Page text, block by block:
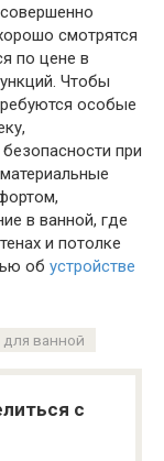
смотрятся
по цене в
Чтобы
особые
при
в ванной, где
и потолке
об устройстве
ванной
с